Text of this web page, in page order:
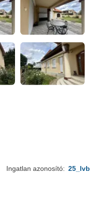
Ingatlan azonosító: 25_lvb